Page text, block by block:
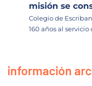
misión se
Colegio de
160 años al
información